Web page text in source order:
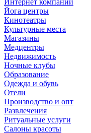
Интернет компании
Йога центры
Кинотеатры
Культурные места
Магазины
Медцентры
Недвижимость
Ночные клубы
Образование
Одежда и обувь
Отели
Производство и опт
Развлечения
Ритуальные услуги
Салоны красоты